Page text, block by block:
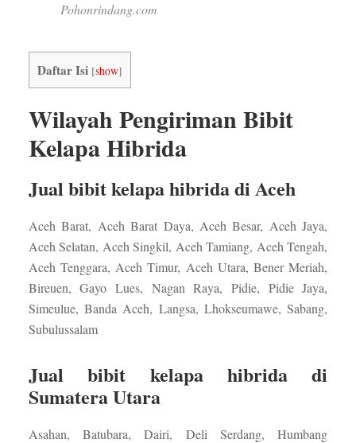
Pohonrindang.com
Daftar Isi [show]
Wilayah Pengiriman Bibit
Kelapa Hibrida
Jual bibit kelapa hibrida di Aceh
Aceh Barat, Aceh Barat Daya, Aceh Besar, Aceh Jaya,
Aceh Selatan, Aceh Singkil, Aceh Tamiang, Aceh Tengah,
Aceh Tenggara, Aceh Timur, Aceh Utara, Bener Meriah,
Bireuen, Gayo Lues, Nagan Raya, Pidie, Pidie Jaya,
Simeulue, Banda Aceh, Langsa, Lhokseumawe, Sabang,
Subulussalam
Jual bibit kelapa hibrida di
Sumatera Utara
Asahan, Batubara, Dairi, Deli Serdang, Humbang